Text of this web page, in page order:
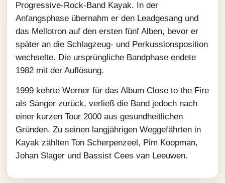
Progressive‑Rock‑Band Kayak. In der
Anfangsphase übernahm er den Leadgesang und
das Mellotron auf den ersten fünf Alben, bevor er
später an die Schlagzeug- und Perkussionsposition
wechselte. Die ursprüngliche Bandphase endete
1982 mit der Auflösung.
1999 kehrte Werner für das Album Close to the Fire
als Sänger zurück, verließ die Band jedoch nach
einer kurzen Tour 2000 aus gesundheitlichen
Gründen. Zu seinen langjährigen Weggefährten in
Kayak zählten Ton Scherpenzeel, Pim Koopman,
Johan Slager und Bassist Cees van Leeuwen.